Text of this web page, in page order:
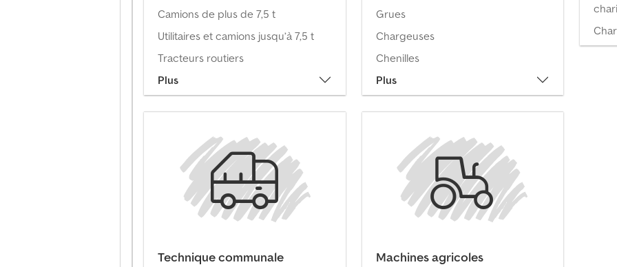
Camions de plus de 7,5 t
Utilitaires et camions jusqu’à 7,5 t
Tracteurs routiers
Plus
Grues
Chargeuses
Chenilles
Plus
Technique communale Machines agricoles